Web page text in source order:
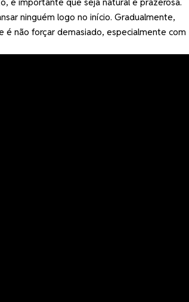
ninguém logo no início. Gradualmente,
não forçar demasiado, especialmente com